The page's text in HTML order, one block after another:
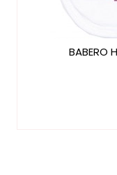
BABERO